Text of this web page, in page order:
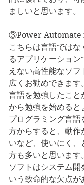
ましいと思います。
③Power Automate
こちらは言語では
るアプリケーショ
えない高性能なソ
広くお勧めできま
言語を勉強したこと
から勉強を始めると
プログラミング言語
方からすると、動作
いなど、使いにく、
方も多いと思います
ソフトはシステム開
いう致命的な欠点が